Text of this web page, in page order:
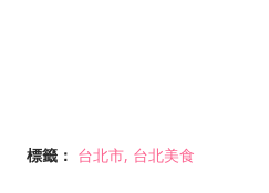
標籤： 台北市 台北美食